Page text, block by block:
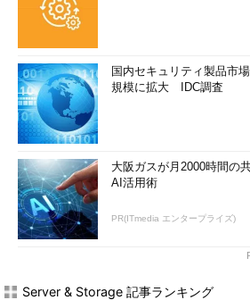
国内セキュリティ製品市
規模に拡大 IDC調査
大阪ガスが月2000時間
AI活用術
PR(ITmedia エンタープライズ)
Server & Storage 記事ランキング